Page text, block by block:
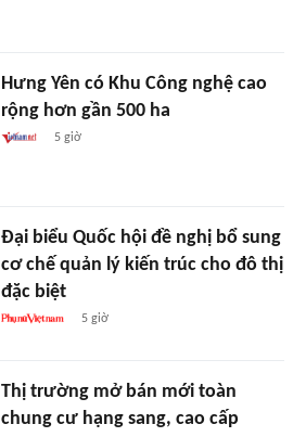
Hưng Yên có Khu Công nghệ cao
rộng hơn gần 500 ha
5 giờ
Đại biểu Quốc hội đề nghị bổ sung
cơ chế quản lý kiến trúc cho đô thị
đặc biệt
5 giờ
Thị trường mở bán mới toàn
chung cư hạng sang, cao cấp